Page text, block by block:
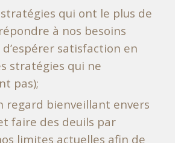
qui ont le plus de
à nos besoins
satisfaction en
stratégies qui ne
pas);
regard bienveillant envers
faire des deuils par
limites actuelles afin de